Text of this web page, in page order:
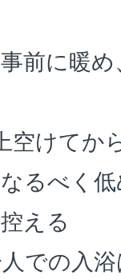
前に暖
空けてか
るべく
える
での入